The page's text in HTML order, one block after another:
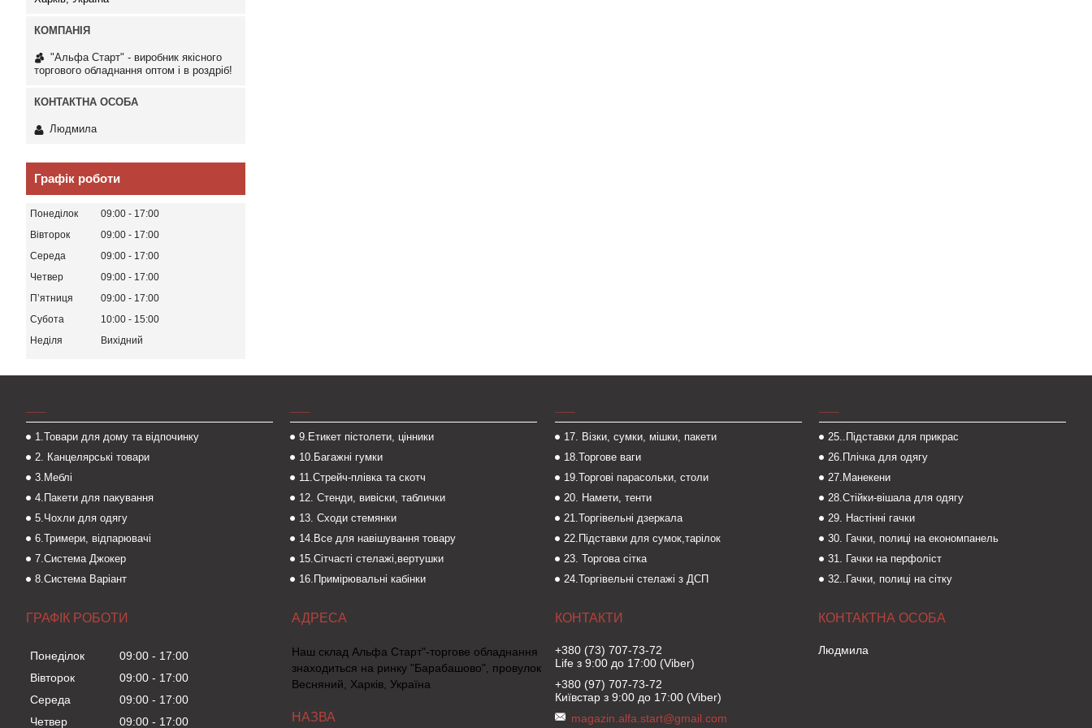
"Альфа Старт" - виробник якісного
торгового обладнання оптом і в роздріб!
Людмила
Графік роботи
Понеділок 09:00
17:00
Вівторок
09:00
17:00
Середа
09:00
17:00
Четвер
09:00
17:00
Пʼятниця
09:00
17:00
Субота
10:00
15:00
Неділя
Вихідний
1.Товари для дому та відпочинку
2. Канцелярські товари
3.Меблі
4.Пакети для пакування
5.Чохли для одягу
6.Тримери, відпарювачі
7.Система Джокер
8.Система Варіант
9.Етикет пістолети, цінники
10.Багажні гумки
11.Стрейч-плівка та скотч
12. Стенди, вивіски, таблички
13. Сходи стемянки
14.Все для навішування товару
15.Сітчасті стелажі,вертушки
16.Примірювальні кабінки
17. Візки, сумки, мішки, пакети
18.Торгове ваги
19.Торгові парасольки, столи
20. Намети, тенти
21.Торгівельні дзеркала
22.Підставки для сумок,тарілок
23. Торгова сітка
24.Торгівельні стелажі з ДСП
25..Підставки для прикрас
26.Плічка для одягу
27.Манекени
28.Стійки-вішала для одягу
29. Настінні гачки
30. Гачки, полиці на економпанель
31. Гачки на перфоліст
32..Гачки, полиці на сітку
ГРАФІК РОБОТИ
Понеділок 09:00
17:00
Вівторок
09:00
17:00
Середа
09:00
17:00
Четвер
09:00 17:00
Наш склад Альфа Старт"-торгове обладнання
знаходиться на ринку "Барабашово", провулок
Весняний, Харків, Україна
+380 (73) 707-73-72
Life з 9:00 до 17:00 (Viber)
+380 (97) 707-73-72
Київстар з 9:00 до 17:00 (Viber)
magazin.alfa.start@gmail.com
Людмила